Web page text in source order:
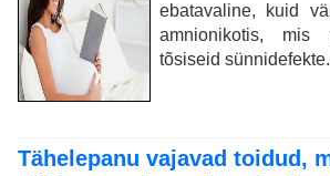
ebatavaline, kuid
amnionikotis, mis
tõsiseid sünnidefekte.
Tähelepanu vajavad toidud,